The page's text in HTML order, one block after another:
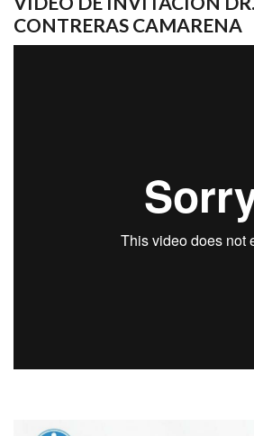
CONTRERAS CAMARENA